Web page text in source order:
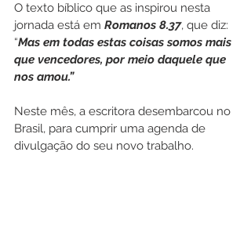
O texto bíblico que as inspirou nesta
jornada está em Romanos 8.37, que diz:
“Mas em todas estas coisas somos mais
que vencedores, por meio daquele que
nos amou.”
Neste mês, a escritora desembarcou no
Brasil, para cumprir uma agenda de
divulgação do seu novo trabalho.